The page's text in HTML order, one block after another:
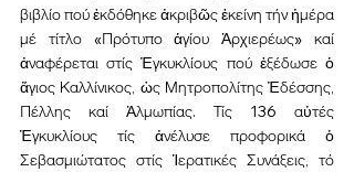
βιβλίο πού ἐκδόθηκε ἀκριβῶς ἐκείνη τήν ἡμέρα
μέ τίτλο «Πρότυπο ἁγίου Ἀρχιερέως» καί
ἀναφέρεται στίς Ἐγκυκλίους πού ἐξέδωσε ὁ
ἅγιος Καλλίνικος, ὡς Μητροπολίτης Ἐδέσσης,
Πέλλης καί Ἀλμωπίας. Τίς 136 αὐτές
Ἐγκυκλίους τίς ἀνέλυσε προφορικά ὁ
Σεβασμιώτατος στίς Ἱερατικές Συνάξεις, τό